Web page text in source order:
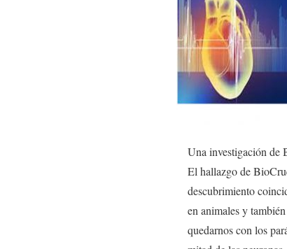
Una investigación de
El hallazgo de
descubrimiento
en animales y
quedarnos con los